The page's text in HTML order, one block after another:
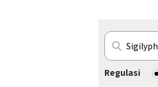
Regulasi